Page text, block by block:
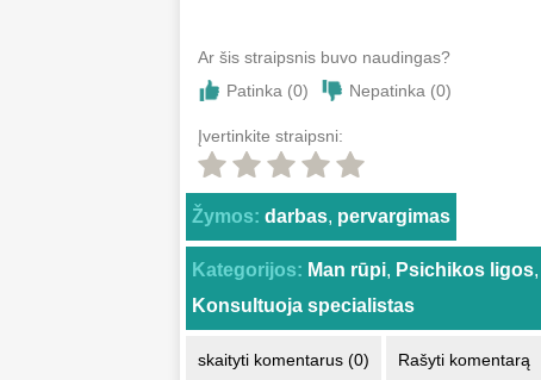
Ar šis straipsnis buvo naudingas?
Patinka (0) Nepatinka (0)
Įvertinkite straipsni:
Žymos: darbas, pervargimas
Kategorijos: Man rūpi, Psichikos ligos,
Konsultuoja specialistas
skaityti komentarus (0) Rašyti komentarą